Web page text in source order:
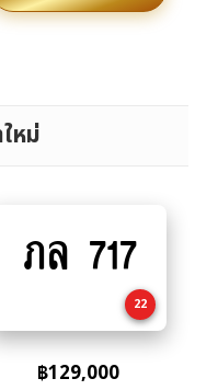
หม่
to
ภล 717
22
฿129,000